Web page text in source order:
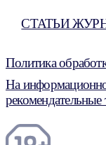
СТАТЬИ
Политика
На
рекомендательные